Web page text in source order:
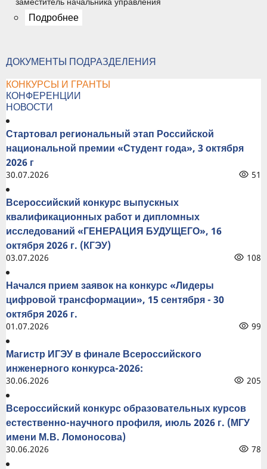
Подробнее
ДОКУМЕНТЫ ПОДРАЗДЕЛЕНИЯ
КОНКУРСЫ И ГРАНТЫ
КОНФЕРЕНЦИИ
НОВОСТИ
Стартовал региональный этап Российской
национальной премии «Студент года», 3 октября
2026 г
30.07.2026 51
Всероссийский конкурс выпускных
квалификационных работ и дипломных
исследований «ГЕНЕРАЦИЯ БУДУЩЕГО», 16
октября 2026 г. (КГЭУ)
03.07.2026 108
Начался прием заявок на конкурс «Лидеры
цифровой трансформации», 15 сентября - 30
октября 2026 г.
01.07.2026 99
Магистр ИГЭУ в финале Всероссийского
инженерного конкурса-2026:
30.06.2026 205
Всероссийский конкурс образовательных курсов
естественно-научного профиля, июль 2026 г. (МГУ
имени М.В. Ломоносова)
30.06.2026 78